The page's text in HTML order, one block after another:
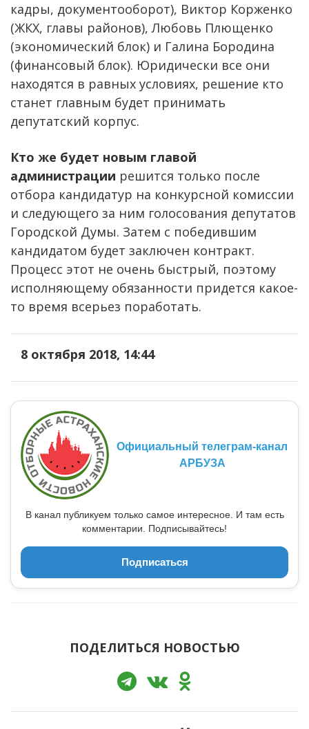
кадры, документооборот), Виктор Корженко
(ЖКХ, главы районов), Любовь Плющенко
(экономический блок) и Галина Бородина
(финансовый блок). Юридически все они
находятся в равных условиях, решение кто
станет главным будет принимать
депутатский корпус.
Кто же будет новым главой
администрации решится только после
отбора кандидатур на конкурсной комиссии
и следующего за ним голосования депутатов
Городской Думы. Затем с победившим
кандидатом будет заключен контракт.
Процесс этот не очень быстрый, поэтому
исполняющему обязанности придется какое-
то время всерьез поработать.
8 октября 2018, 14:44
Официальный телеграм-канал
АРБУЗА
В канал публикуем только самое интересное. И там есть
комментарии. Подписывайтесь!
Подписаться
ПОДЕЛИТЬСЯ НОВОСТЬЮ